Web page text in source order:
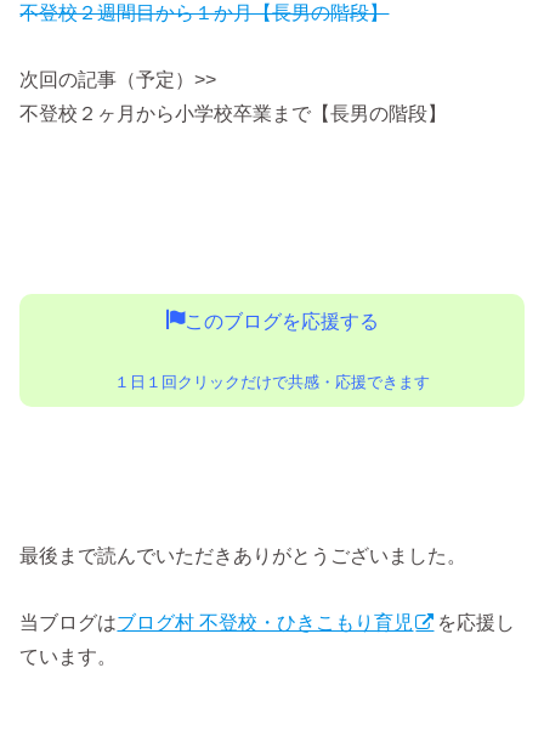
不登校２週間目から１か月【長男の階段】
次回の記事（予定）>>
不登校２ヶ月から小学校卒業まで【長男の階段】
このブログを応援する
１日１回クリックだけで共感・応援できます
最後まで読んでいただきありがとうございました。
当ブログはブログ村 不登校・ひきこもり育児
を応援し
ています。